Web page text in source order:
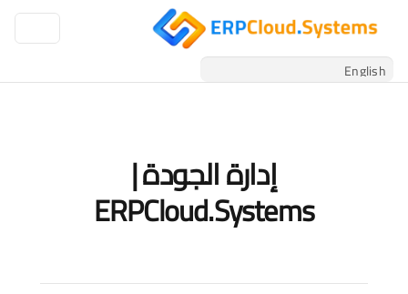
إدارة الجودة |
ERPCloud.Systems